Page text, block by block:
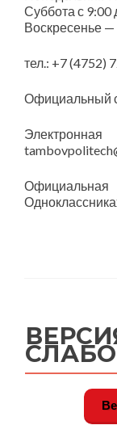
Суббота с 9:00
Воскресенье
тел.: +7 (4752)
Официальный